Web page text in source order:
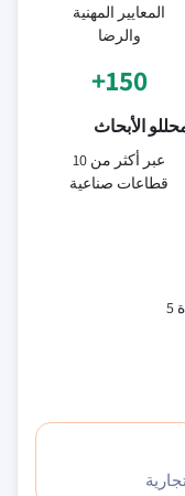
المعايير المهنية
والرضا
150+
الأبحاث
عبر أكثر من 10
قطاعات صناعية
قيمة العلاقة لمدة 5